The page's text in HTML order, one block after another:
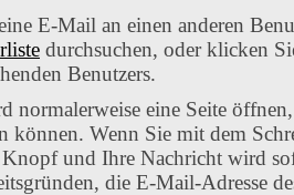
E-Mail an einen anderen
durchsuchen, oder klicken
Benutzers.
normalerweise eine Seite
können. Wenn Sie mit dem
und Ihre Nachricht wird
die E-Mail-Adresse